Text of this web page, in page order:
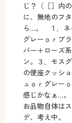
じ？（［］内
に、無地のフ
ら…。 １．ネ
グレーｏｒブ
バー＋ローズ
ン。３．モス
の便座クッシ
ュｏｒグレー
感じかなぁ…
お品物自体は
デ、考え中。